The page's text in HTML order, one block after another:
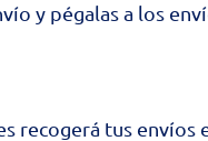
y pégalas a los
recogerá tus envíos